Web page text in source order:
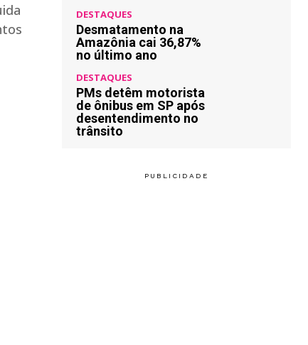
DESTAQUES
Desmatamento na
Amazônia cai 36,87%
no último ano
DESTAQUES
PMs detêm motorista
de ônibus em SP após
desentendimento no
trânsito